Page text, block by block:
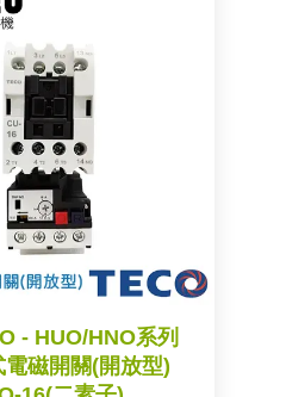
- HUO/HNO系列
電磁開關(開放型)